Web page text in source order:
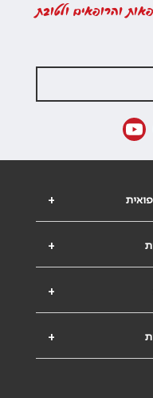
והרופאים ולטובת
+
+
+
+